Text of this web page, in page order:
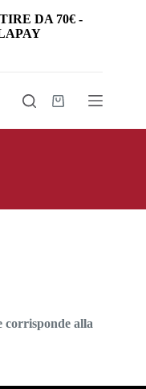
DA 70€ -
Carrello
corrisponde alla